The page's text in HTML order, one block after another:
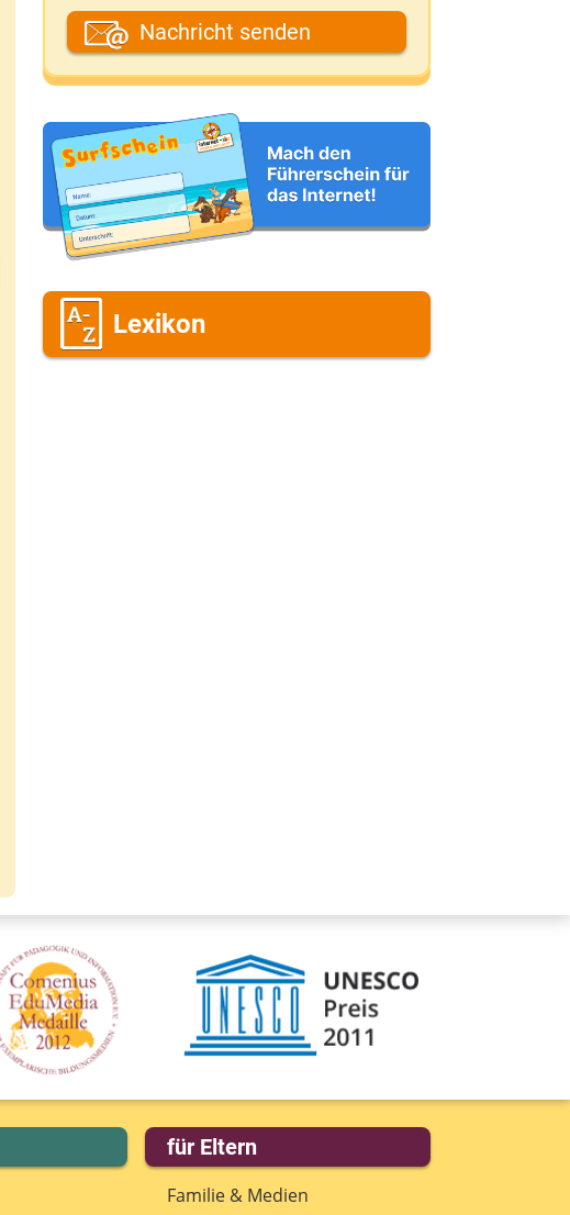
Dein Fantasiename
Deine E-Mail-Adresse (wenn du eine
Antwort möchtest)
Deine Nachricht
Nachricht senden
Lexikon
für Eltern
Familie & Medien